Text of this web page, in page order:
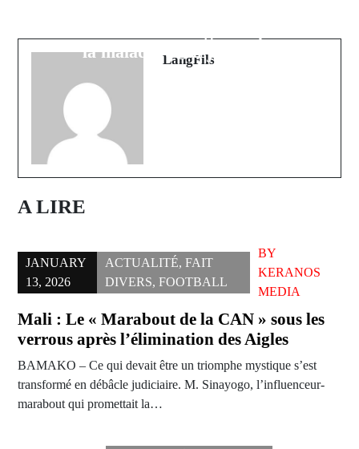
la maladie et au jugement
exigée
LangFils
A LIRE
JANUARY
13, 2026
ACTUALITÉ, FAIT
DIVERS, FOOTBALL
BY
KERANOS
MEDIA
Mali : Le « Marabout de la CAN » sous les
verrous après l’élimination des Aigles
BAMAKO – Ce qui devait être un triomphe mystique s’est
transformé en débâcle judiciaire. M. Sinayogo, l’influenceur-
marabout qui promettait la…